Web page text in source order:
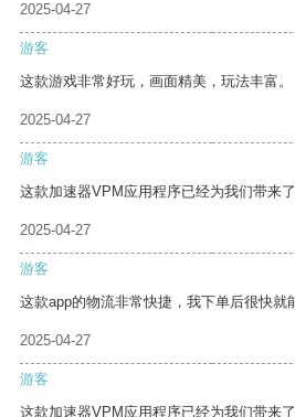
2025-04-27
游客
这款游戏非常好玩，画面精美，玩法丰富。
2025-04-27
游客
这款加速器VPM应用程序已经为我们带来
2025-04-27
游客
这款app的物流非常快捷，我下单后很快就
2025-04-27
游客
这款加速器VPM应用程序已经为我们带来